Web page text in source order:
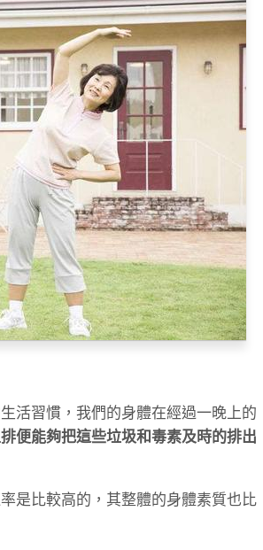
活習慣，我們的身體在經過一晚上的
便能夠把這些垃圾和毒素及時的排出
是比較高的，其整體的身體素質也比